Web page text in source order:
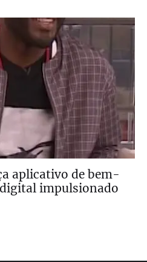
aplicativo de bem-
impulsionado